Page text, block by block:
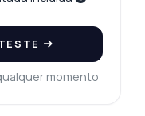
momento